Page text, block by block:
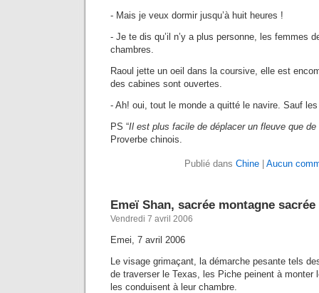
- Mais je veux dormir jusqu’à huit heures !
- Je te dis qu’il n’y a plus personne, les femmes
chambres.
Raoul jette un oeil dans la coursive, elle est
des cabines sont ouvertes.
- Ah! oui, tout le monde a quitté le navire. Sauf
PS “Il est plus facile de déplacer un fleuve que de
Proverbe chinois.
Publié dans Chine Aucun
Emeï Shan, sacrée montagne sacrée
Vendredi 7 avril 2006
Emei, 7 avril 2006
Le visage grimaçant, la démarche pesante tels
de traverser le Texas, les Piche peinent à monter
les conduisent à leur chambre.